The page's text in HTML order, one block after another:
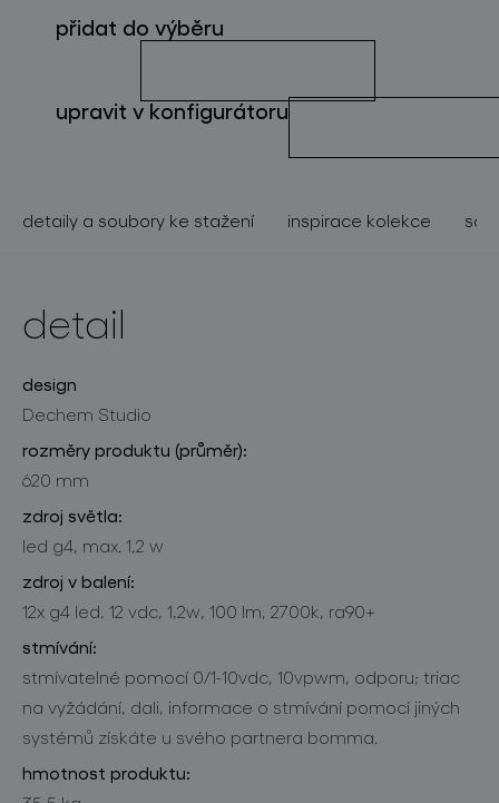
přidat do výběru
upravit v konfigurátoru
detaily a soubory ke stažení inspirace kolekce
detail
design
Dechem Studio
rozměry produktu (průměr):
620 mm
zdroj světla:
led g4, max. 1,2 w
zdroj v balení:
12x g4 led, 12 vdc, 1,2w, 100 lm, 2700k, ra90+
stmívání:
stmívatelné pomocí 0/1-10vdc, 10vpwm, odporu; triac
na vyžádání, dali, informace o stmívání pomocí jiných
systémů získáte u svého partnera bomma.
hmotnost produktu: